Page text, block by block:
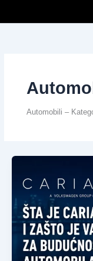
Automobili –